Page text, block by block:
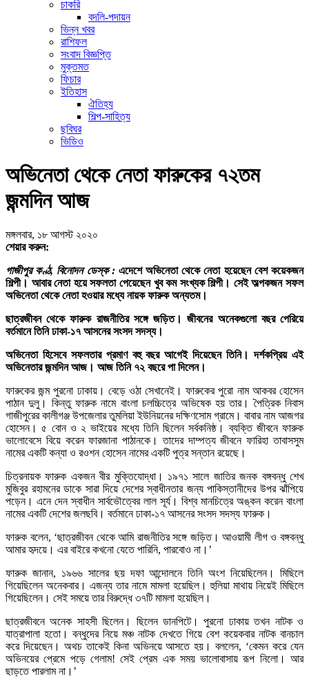
চাকরি
বদলি-পদায়ন
ভিন্ন খবর
রাশিফল
সংবাদ বিজ্ঞপ্তি
মুক্তমত
ফিচার
ইতিহাস
ঐতিহ্য
শিল্প-সাহিত্য
ছবিঘর
ভিডিও
অভিনেতা থেকে নেতা ফারুকের ৭২তম
জন্মদিন আজ
মঙ্গলবার, ১৮ আগস্ট ২০২০
শেয়ার করুন:
গাজীপুর কণ্ঠ, বিনোদন ডেস্ক :এদেশে অভিনেতা থেকে নেতা হয়েছেন বেশ কয়েকজন
শিল্পী। আবার নেতা হয়ে সফলতা পেয়েছেন খুব কম সংখ্যক শিল্পী। সেই অল্পকজন সফল
অভিনেতা থেকে নেতা হওয়ার মধ্যে নায়ক ফারুক অন্যতম।
ছাত্রজীবন থেকে ফারুক রাজনীতির সঙ্গে জড়িত। জীবনের অনেকগুলো বছর পেরিয়ে
বর্তমানে তিনি ঢাকা-১৭ আসনের সংসদ সদস্য।
অভিনেতা হিসেবে সফলতার প্রমাণ বহু বছর আগেই দিয়েছেন তিনি। দর্শকপ্রিয় এই
অভিনেতার জন্মদিন আজ। আজ তিনি ৭২ বছরে পা দিলেন।
ফারুকের জন্ম পুরনো ঢাকায়। বেড়ে ওঠা সেখানেই। ফারুকের পুরো নাম আকবর হোসেন
পাঠান দুলু। কিন্তু ফারুক নামে বাংলা চলচ্চিত্রে অভিষেক হয় তার। পৈত্রিক নিবাস
গাজীপুরের কালীগঞ্জ উপজেলার তুমলিয়া ইউনিয়নের দক্ষিণসোম গ্রামে। বাবার নাম আজগর
হোসেন। ৫ বোন ও ২ ভাইয়ের মধ্যে তিনি ছিলেন সর্বকনিষ্ঠ। ব্যক্তি জীবনে ফারুক
ভালোবেসে বিয়ে করেন ফারজানা পাঠানকে। তাদের দাম্পত্য জীবনে ফারিহা তাবাসসুম
নামের একটি কন্যা ও রওশন হোসেন নামের একটি পুত্র সন্তান রয়েছে।
চিত্রনায়ক ফারুক একজন বীর মুক্তিযোদ্ধা। ১৯৭১ সালে জাতির জনক বঙ্গবন্ধু শেখ
মুজিবুর রহামনের ডাকে সারা দিয়ে দেশের স্বাধীনতার জন্য পাকিস্তানীদের উপর ঝাঁপিয়ে
পড়েন। এনে দেন স্বাধীন সার্বভৌত্বের লাল সূর্য। বিশ্ব মানচিত্রে অঙ্কন করেন বাংলা
নামের একটি দেশের জলছবি। বর্তমানে ঢাকা-১৭ আসনের সংসদ সদস্য ফারুক।
ফারুক বলেন, ‘ছাত্রজীবন থেকে আমি রাজনীতির সঙ্গে জড়িত। আওয়ামী লীগ ও বঙ্গবন্ধু
আমার হৃদয়ে। এর বাইরে কখনো যেতে পারিনি, পারবোও না।’
ফারুক জানান, ১৯৬৬ সালের ছয় দফা আন্দোলনে তিনি অংশ নিয়েছিলেন। মিছিলে
গিয়েছিলেন অনেকবার। এজন্য তার নামে মামলা হয়েছিল। হুলিয়া মাথায় নিয়েই মিছিলে
গিয়েছিলেন। সেই সময়ে তার বিরুদ্ধে ৩৭টি মামলা হয়েছিল।
ছাত্রজীবনে অনেক সাহসী ছিলেন। ছিলেন ডানপিটে। পুরনো ঢাকায় তখন নাটক ও
যাত্রাপালা হতো। বন্ধুদের নিয়ে মঞ্চ নাটক দেখতে গিয়ে বেশ কয়েকবার নাটক বানচাল
করে দিয়েছেন। অথচ তাকেই কিনা অভিনয়ে আসতে হয়। বললেন, ‘কেমন করে যেন
অভিনয়ের প্রেমে পড়ে গেলাম! সেই প্রেম এক সময় ভালোবাসায় রূপ নিলো। আর
ছাড়তে পারলাম না।’